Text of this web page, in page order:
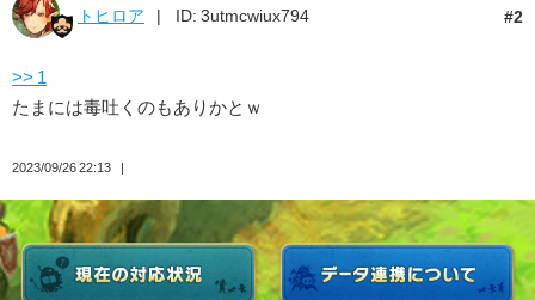
2
トヒロア ID: 3utmcwiux794
>> 1
たまには毒吐くのもありかとｗ
2023/09/26 22:13